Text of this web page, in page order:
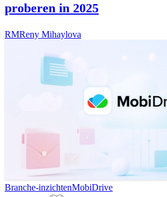
proberen in 2025
RMReny Mihaylova
Branche-inzichtenMobiDrive